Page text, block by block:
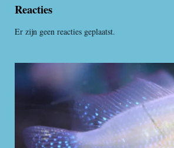
Reacties
Er zijn geen reacties geplaatst.